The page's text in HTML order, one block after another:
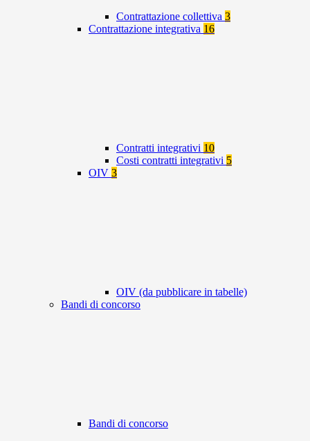
Contrattazione collettiva 3
Contrattazione integrativa 16
Contratti integrativi 10
Costi contratti integrativi 5
OIV 3
OIV (da pubblicare in tabelle)
Bandi di concorso
Bandi di concorso